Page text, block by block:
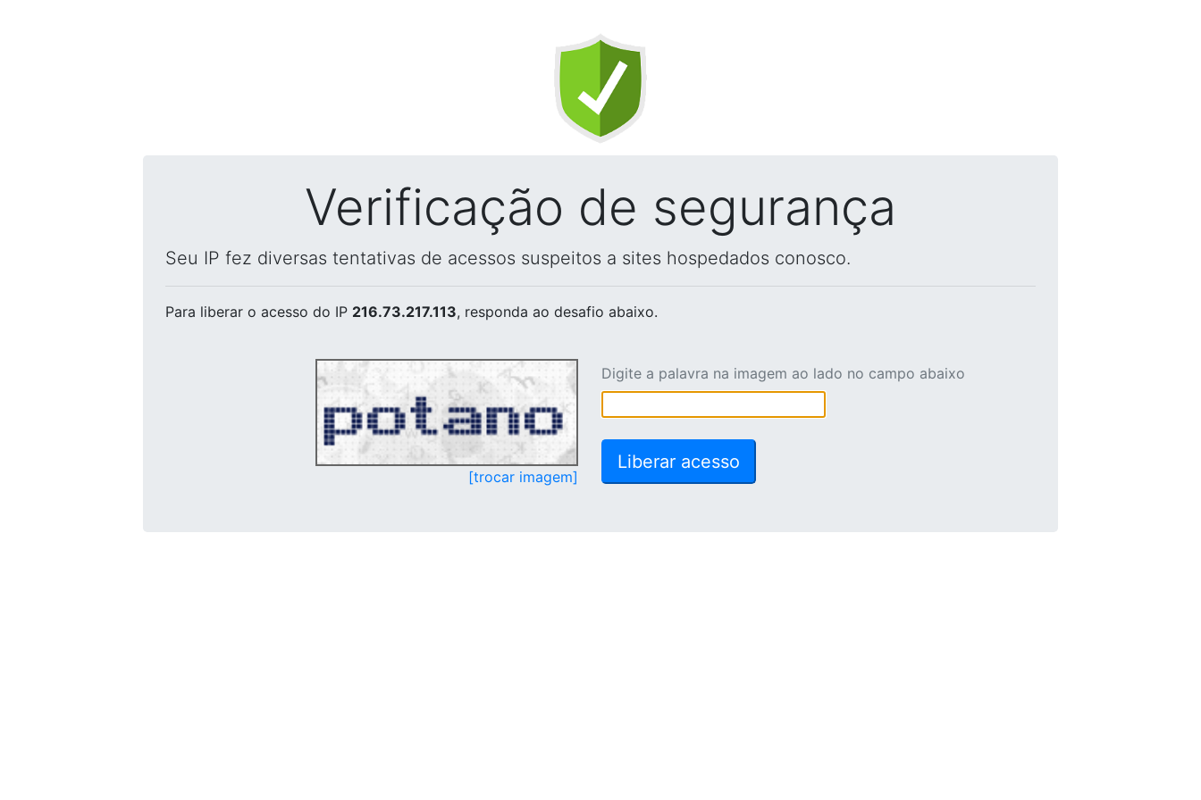
Verificação de segurança
Seu IP fez diversas tentativas de acessos suspeitos a sites hospedados conosco.
Para liberar o acesso do IP 216.73.217.113, responda ao desafio abaixo.
[trocar imagem]
Digite a palavra na imagem ao lado no campo abaixo